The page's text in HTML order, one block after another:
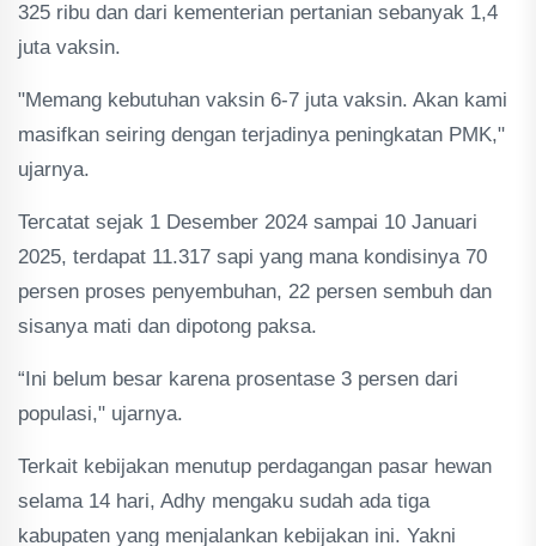
325 ribu dan dari kementerian pertanian sebanyak 1,4
juta vaksin.
"Memang kebutuhan vaksin 6-7 juta vaksin. Akan kami
masifkan seiring dengan terjadinya peningkatan PMK,"
ujarnya.
Tercatat sejak 1 Desember 2024 sampai 10 Januari
2025, terdapat 11.317 sapi yang mana kondisinya 70
persen proses penyembuhan, 22 persen sembuh dan
sisanya mati dan dipotong paksa.
“Ini belum besar karena prosentase 3 persen dari
populasi," ujarnya.
Terkait kebijakan menutup perdagangan pasar hewan
selama 14 hari, Adhy mengaku sudah ada tiga
kabupaten yang menjalankan kebijakan ini. Yakni